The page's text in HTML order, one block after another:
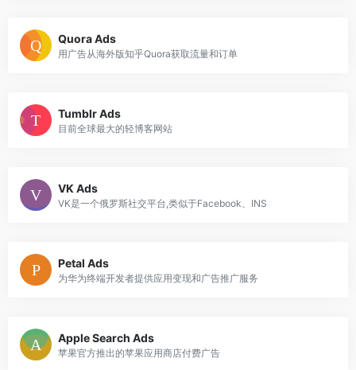
Quora Ads
用广告从海外版知乎Quora获取流量和订单
Tumblr Ads
目前全球最大的轻博客网站
VK Ads
VK是一个俄罗斯社交平台,类似于Facebook、INS
Petal Ads
为华为终端开发者提供应用变现和广告推广服务
Apple Search Ads
苹果官方推出的苹果应用商店付费广告